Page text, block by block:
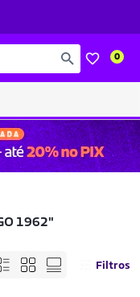
0
1962"
Filtros